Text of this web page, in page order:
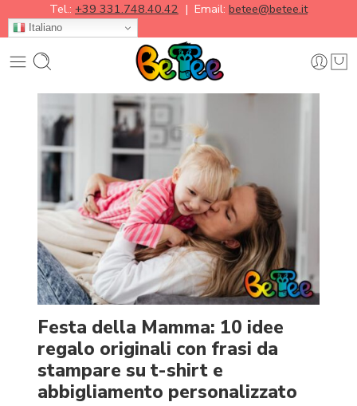
Tel.: +39 331.748.40.42 | Email: betee@betee.it
Italiano
Festa della Mamma: 10 idee
regalo originali con frasi da
stampare su t-shirt e
abbigliamento personalizzato